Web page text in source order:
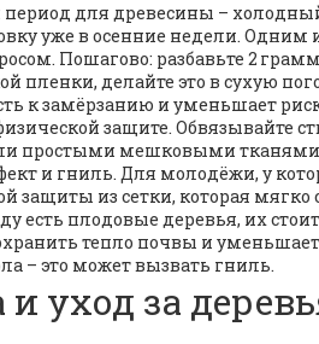
для древесины –
уже в осенние недели. Одним
Пошагово: разбавьте 2
пленки, делайте это в сухую
к замёрзанию и уменьшает
защите. Обвязывайте
простыми мешковыми
и гниль. Для молодёжи, у
защиты из сетки, которая мягко
есть плодовые деревья, их
тепло почвы и
– это может вызвать гниль.
и уход за